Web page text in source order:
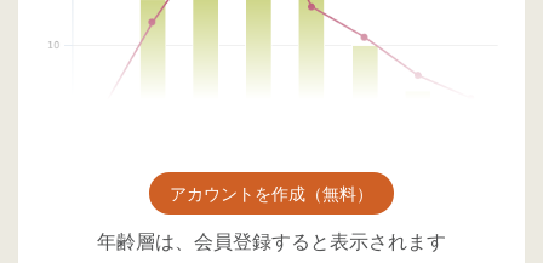
アカウントを作成（無料）
年齢層は、会員登録すると表示されます